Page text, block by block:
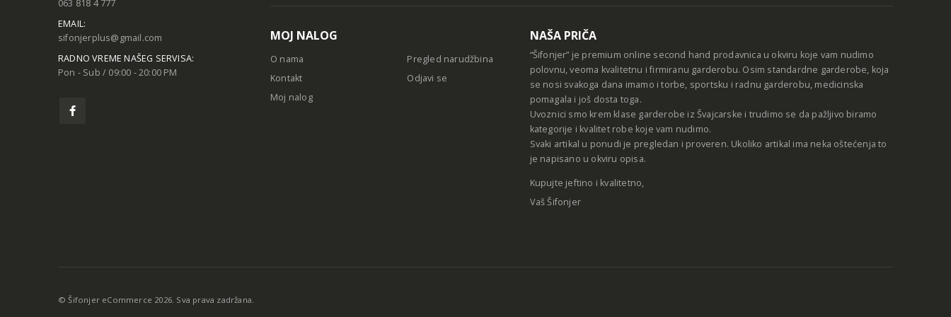
063 818 4 777
EMAIL:
sifonjerplus@gmail.com
RADNO VREME NAŠEG SERVISA:
Pon - Sub / 09:00 - 20:00 PM
MOJ NALOG
O nama
Kontakt
Moj nalog
Pregled narudžbina
Odjavi se
NAŠA PRIČA
“Šifonjer” je premium online second hand prodavnica u okviru koje vam nudimo
polovnu, veoma kvalitetnu i firmiranu garderobu. Osim standardne garderobe, koja
se nosi svakoga dana imamo i torbe, sportsku i radnu garderobu, medicinska
pomagala i još dosta toga.
Uvoznici smo krem klase garderobe iz Švajcarske i trudimo se da pažljivo biramo
kategorije i kvalitet robe koje vam nudimo.
Svaki artikal u ponudi je pregledan i proveren. Ukoliko artikal ima neka oštećenja to
je napisano u okviru opisa.
Kupujte jeftino i kvalitetno,
Vaš Šifonjer
© Šifonjer eCommerce 2026. Sva prava zadržana.